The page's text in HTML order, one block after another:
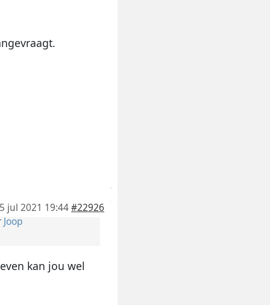
jul 2021 19:44#22926
Joop
kan jou wel